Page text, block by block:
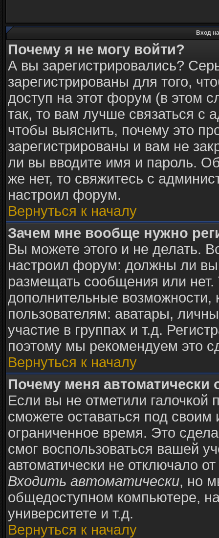
Вход
Почему я не могу войти?
А вы зарегистрировались?
зарегистрированы для того,
доступ на этот форум (в этом
так, то вам лучше связаться с
чтобы выяснить, почему это
зарегистрированы и вам не
ли вы вводите имя и пароль.
же нет, то свяжитесь с
настроил форум.
Вернуться к началу
Зачем мне вообще нужно
Вы можете этого и не делать.
настроил форум: должны ли вы
размещать сообщения или
дополнительные
пользователям: аватары,
участие в группах и т.д.
поэтому мы рекомендуем это
Вернуться к началу
Почему меня автоматически
Если вы не отметили галочкой
сможете оставаться под
ограниченное время. Это
смог воспользоваться вашей
автоматически не отключало
Входить автоматически, но
общедоступном компьютере,
университете и т.д.
Вернуться к началу